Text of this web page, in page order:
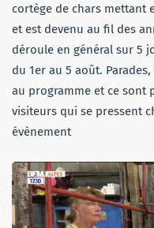
cortège de chars mettant
et est devenu au fil des
déroule en général sur 5
du 1er au 5 août.
au programme et ce sont
visiteurs qui se pressent
évènement